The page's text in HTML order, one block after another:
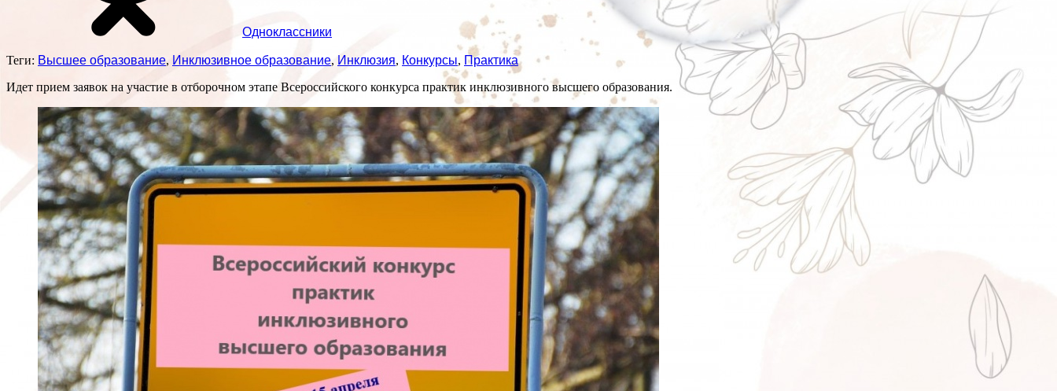
Одноклассники
Теги: Высшее образование, Инклюзивное образование, Инклюзия, Конкурсы, Практика
Идет прием заявок на участие в отборочном этапе Всероссийского конкурса практик инклюзивного высшего образования.